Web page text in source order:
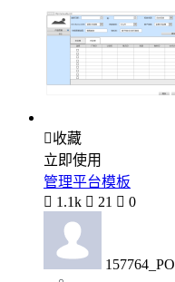
收藏
立即使用
管理平台模板
 1.1k  21  0
157764_PO